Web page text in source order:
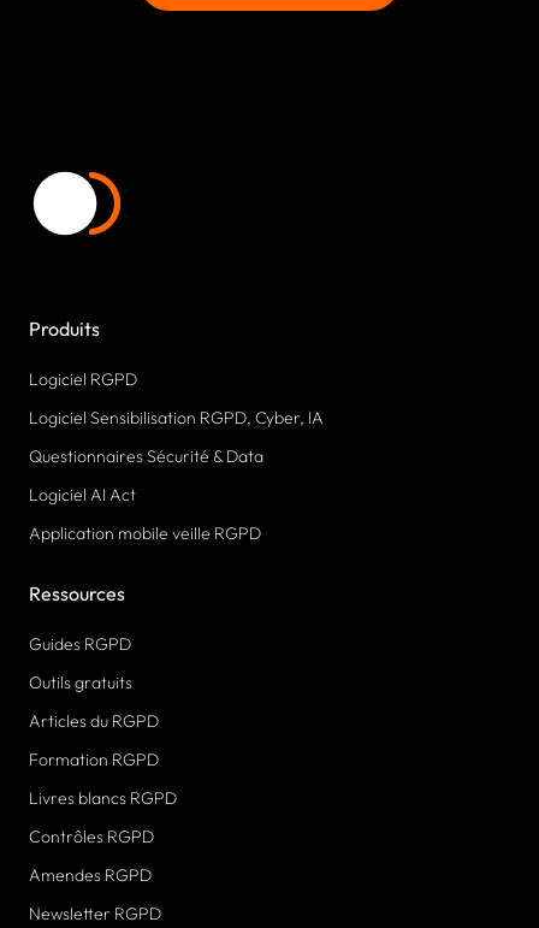
Produits
Logiciel RGPD
Logiciel Sensibilisation RGPD, Cyber, IA
Questionnaires Sécurité & Data
Logiciel AI Act
Application mobile veille RGPD
Ressources
Guides RGPD
Outils gratuits
Articles du RGPD
Formation RGPD
Livres blancs RGPD
Contrôles RGPD
Amendes RGPD
Newsletter RGPD